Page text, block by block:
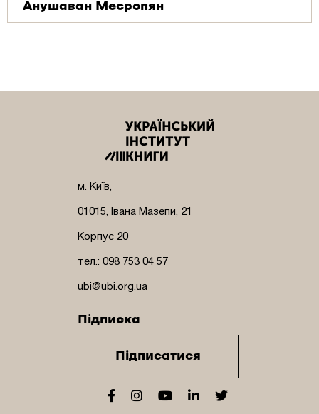
Анушаван Месропян
м. Київ,
01015, Івана Мазепи, 21
Корпус 20
тел.: 098 753 04 57
ubi@ubi.org.ua
Підписка
Підписатися